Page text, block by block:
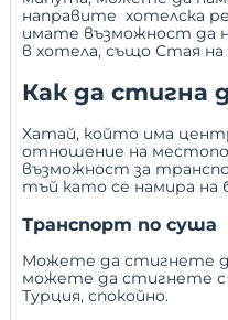
направите хотелска
имате възможност да
в хотела, същоСтая на
Как да стигна
Хатай, който има
отношение на
възможност за
тъй като се намира на
Транспорт по суша
Можете да стигнете
можете да стигнете с
Турция, спокойно.